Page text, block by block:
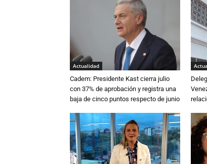
Actualidad
Cadem: Presidente Kast cierra julio
con 37% de aprobación y registra una
baja de cinco puntos respecto de junio